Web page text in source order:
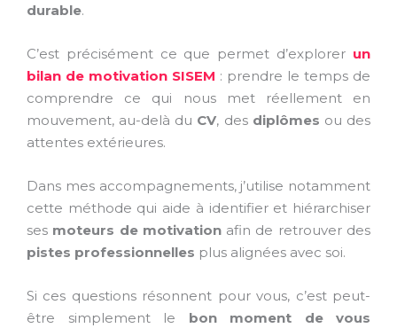
durable.
C’est précisément ce que permet d’explorer un
bilan de motivation SISEM : prendre le temps de
comprendre ce qui nous met réellement en
mouvement, au-delà du CV, des diplômes ou des
attentes extérieures.
Dans mes accompagnements, j’utilise notamment
cette méthode qui aide à identifier et hiérarchiser
ses moteurs de motivationafin de retrouver des
pistes professionnelles plus alignées avec soi.
Si ces questions résonnent pour vous, c’est peut-
être simplement le bon moment de vous